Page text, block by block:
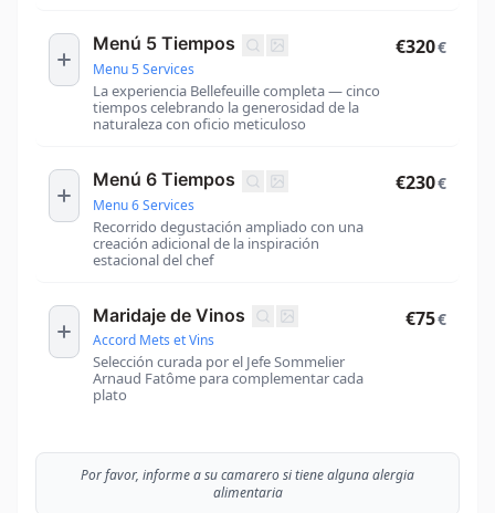
Menú 5 Tiempos
Menu 5 Services
La experiencia Bellefeuille completa — cinco
tiempos celebrando la generosidad de la
naturaleza con oficio meticuloso
€320€
Menú 6 Tiempos
Menu 6 Services
Recorrido degustación ampliado con una
creación adicional de la inspiración
estacional del chef
€230€
Maridaje de Vinos
Accord Mets et Vins
Selección curada por el Jefe Sommelier
Arnaud Fatôme para complementar cada
plato
€75€
Por favor, informe a su camarero si tiene alguna alergia
alimentaria